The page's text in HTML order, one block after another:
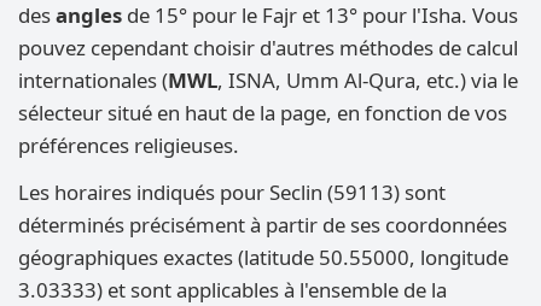
desangles de 15° pour le Fajr et 13° pour l'Isha. Vous
pouvez cependant choisir d'autres méthodes de calcul
internationales (MWL, ISNA, Umm Al-Qura, etc.) via le
sélecteur situé en haut de la page, en fonction de vos
préférences religieuses.
Les horaires indiqués pour Seclin (59113) sont
déterminés précisément à partir de ses coordonnées
géographiques exactes (latitude 50.55000, longitude
3.03333) et sont applicables à l'ensemble de la